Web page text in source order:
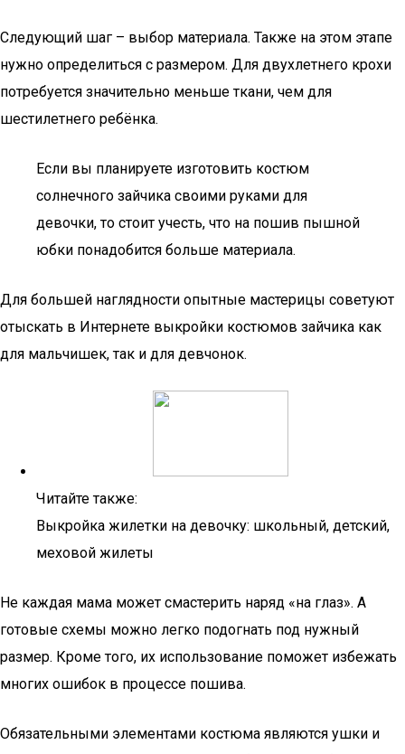
Следующий шаг – выбор материала. Также на этом этапе
нужно определиться с размером. Для двухлетнего крохи
потребуется значительно меньше ткани, чем для
шестилетнего ребёнка.
Если вы планируете изготовить костюм
солнечного зайчика своими руками для
девочки, то стоит учесть, что на пошив пышной
юбки понадобится больше материала.
Для большей наглядности опытные мастерицы советуют
отыскать в Интернете выкройки костюмов зайчика как
для мальчишек, так и для девчонок.
Читайте также:
Выкройка жилетки на девочку: школьный, детский,
меховой жилеты
Не каждая мама может смастерить наряд «на глаз». А
готовые схемы можно легко подогнать под нужный
размер. Кроме того, их использование поможет избежать
многих ошибок в процессе пошива.
Обязательными элементами костюма являются ушки и